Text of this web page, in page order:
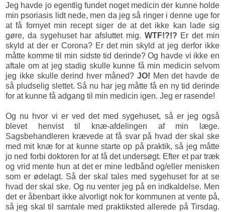
Jeg havde jo egentlig fundet noget medicin der kunne holde
min psoriasis lidt nede, men da jeg så ringer i denne uge for
at få fornyet min recept siger de at det ikke kan lade sig
gøre, da sygehuset har afsluttet mig. WTF!?!? Er det min
skyld at der er Corona? Er det min skyld at jeg derfor ikke
måtte komme til min sidste tid derinde? Og havde vi ikke en
aftale om at jeg stadig skulle kunne få min medicin selvom
jeg ikke skulle derind hver måned? JO! Men det havde de
så pludselig slettet. Så nu har jeg måtte få en ny tid derinde
for at kunne få adgang til min medicin igen. Jeg er rasende!
Og nu hvor vi er ved det med sygehuset, så er jeg også
blevet henvist til knæ-afdelingen af min læge.
Sagsbehandleren krævede at få svar på hvad der skal ske
med mit knæ for at kunne starte op på praktik, så jeg måtte
jo ned forbi doktoren for at få det undersøgt. Efter et par træk
og vrid mente hun at det er mine ledbånd og/eller menisken
som er ødelagt. Så der skal tales med sygehuset for at se
hvad der skal ske. Og nu venter jeg på en indkaldelse. Men
det er åbenbart ikke alvorligt nok for kommunen at vente på,
så jeg skal til samtale med praktiksted allerede på Tirsdag.